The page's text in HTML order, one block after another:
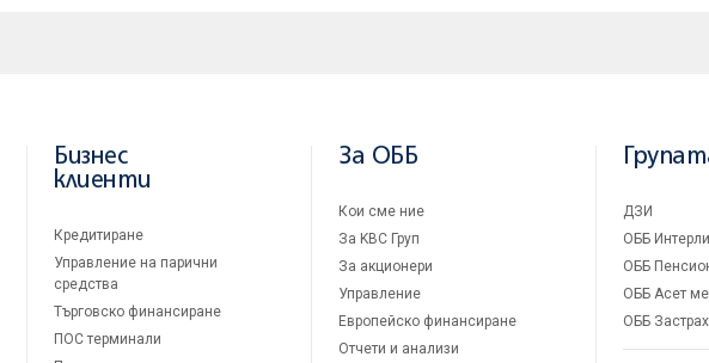
Бизнес
клиенти
Кредитиране
Управление на парични
средства
Търговско финансиране
ПОС терминали
За ОББ
Кои сме ние
За KBC Груп
За акционери
Управление
Европейско финансиране
Отчети и анализи
ДЗИ
ОББ
ОББ
ОББ Асет
ОББ